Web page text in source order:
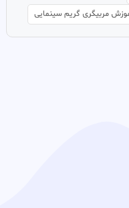
مربیگری گریم سینمایی